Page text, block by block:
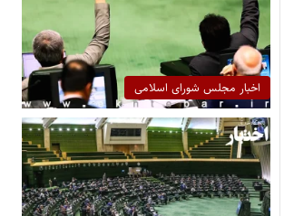
اخبار مجلس شورای اسلامی